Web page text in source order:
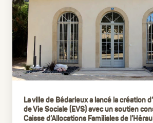
La ville de Bédarieux a lancé la création
de Vie Sociale (EVS) avec un soutien
Caisse d’Allocations Familiales de